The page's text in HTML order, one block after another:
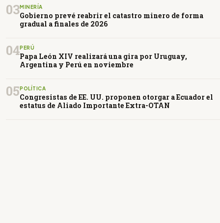
03MINERÍA
Gobierno prevé reabrir el catastro minero de forma
gradual a finales de 2026
04PERÚ
Papa León XIV realizará una gira por Uruguay,
Argentina y Perú en noviembre
05 POLÍTICA
Congresistas de EE. UU. proponen otorgar a Ecuador el
estatus de Aliado Importante Extra-OTAN